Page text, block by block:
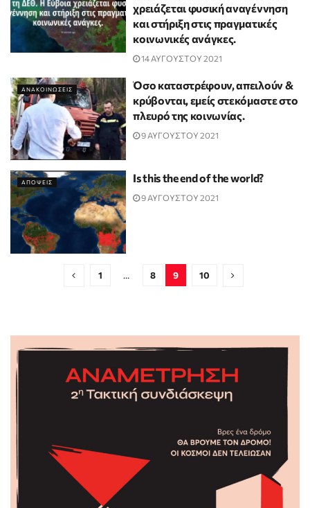
χρειάζεται φυσική αναγέννηση
και στήριξη στις πραγματικές
κοινωνικές ανάγκες.
14 ΑΥΓΟΥΣΤΟΥ 2021
ΑΝΑΚΟΙΝΩΣΕΙΣ
Όσο καταστρέφουν, απειλούν &
κρύβονται, εμείς στεκόμαστε στο
πλευρό της κοινωνίας.
9 ΑΥΓΟΥΣΤΟΥ 2021
ΑΠΟΨΕΙΣ Is this the end of the world?
9 ΑΥΓΟΥΣΤΟΥ 2021
1 … 8 9 10